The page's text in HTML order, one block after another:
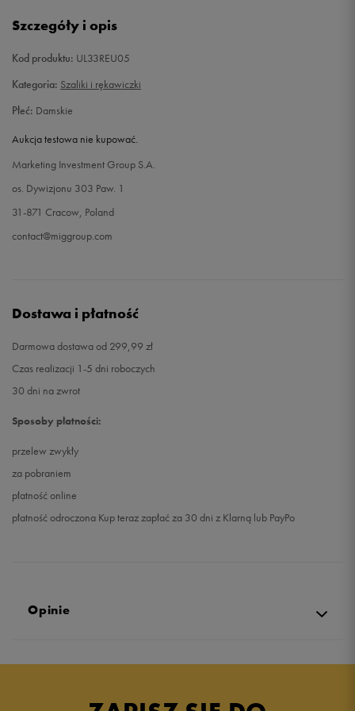
Szczegóły i opis
Kod produktu: UL33REU05
Kategoria: Szaliki i rękawiczki
Płeć: Damskie
Aukcja testowa nie kupować.
Marketing Investment Group S.A.
os. Dywizjonu 303 Paw. 1
31-871 Cracow, Poland
contact@miggroup.com
Dostawa i płatność
Darmowa dostawa od 299,99 zł
Czas realizacji 1-5 dni roboczych
30 dni na zwrot
Sposoby płatności:
przelew zwykły
za pobraniem
płatność online
płatność odroczona Kup teraz zapłać za 30 dni z Klarną lub PayPo
Opinie